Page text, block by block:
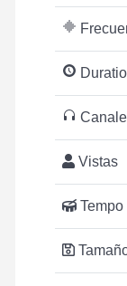
Frecuencia
Vistas
Tempo
Tamaño